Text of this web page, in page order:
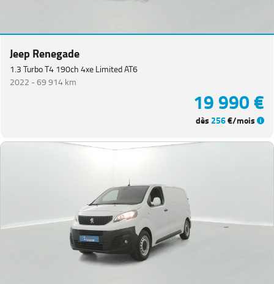
Jeep Renegade
1.3 Turbo T4 190ch 4xe Limited AT6
2022 -69 914 km
19 990 €
dès 256€/mois